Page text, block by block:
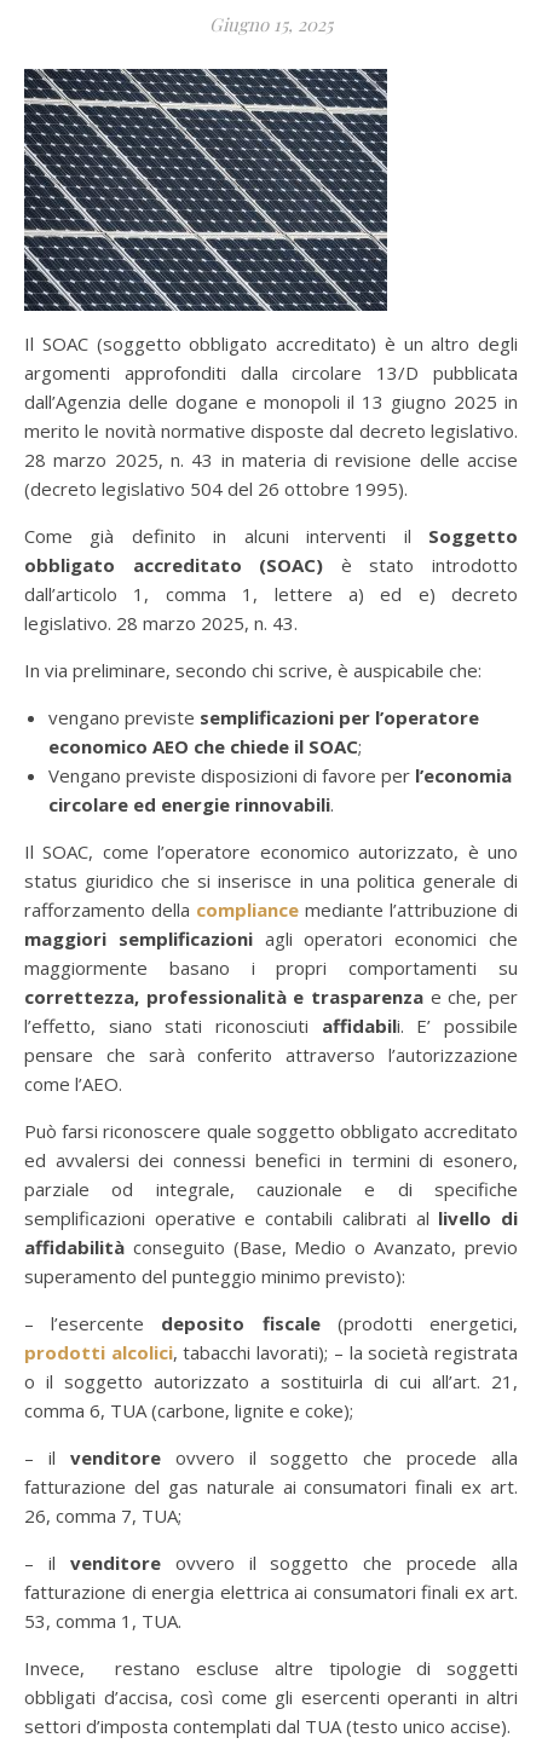
Giugno 15, 2025
Il SOAC (soggetto obbligato accreditato) è un altro degli
argomenti approfonditi dalla circolare 13/D pubblicata
dall’Agenzia delle dogane e monopoli il 13 giugno 2025 in
merito le novità normative disposte dal decreto legislativo.
28 marzo 2025, n. 43 in materia di revisione delle accise
(decreto legislativo 504 del 26 ottobre 1995).
Come già definito in alcuni interventi il Soggetto
obbligato accreditato (SOAC) è stato introdotto
dall’articolo 1, comma 1, lettere a) ed e) decreto
legislativo. 28 marzo 2025, n. 43.
In via preliminare, secondo chi scrive, è auspicabile che:
vengano previste semplificazioni per l’operatore
economico AEO che chiede il SOAC;
Vengano previste disposizioni di favore per l’economia
circolare ed energie rinnovabili.
Il SOAC, come l’operatore economico autorizzato, è uno
status giuridico che si inserisce in una politica generale di
rafforzamento della compliance mediante l’attribuzione di
maggiori semplificazioniagli operatori economici che
maggiormente basano i propri comportamenti su
correttezza, professionalità e trasparenza e che, per
l’effetto, siano stati riconosciuti affidabili. E’ possibile
pensare che sarà conferito attraverso l’autorizzazione
come l’AEO.
Può farsi riconoscere quale soggetto obbligato accreditato
ed avvalersi dei connessi benefici in termini di esonero,
parziale od integrale, cauzionale e di specifiche
semplificazioni operative e contabili calibrati al livello di
affidabilità conseguito (Base, Medio o Avanzato, previo
superamento del punteggio minimo previsto):
– l’esercente deposito fiscale(prodotti energetici,
prodotti alcolici, tabacchi lavorati); – la società registrata
o il soggetto autorizzato a sostituirla di cui all’art. 21,
comma 6, TUA (carbone, lignite e coke);
– il venditore ovvero il soggetto che procede alla
fatturazione del gas naturale ai consumatori finali ex art.
26, comma 7, TUA;
– il venditore ovvero il soggetto che procede alla
fatturazione di energia elettrica ai consumatori finali ex art.
53, comma 1, TUA.
Invece, restano escluse altre tipologie di soggetti
obbligati d’accisa, così come gli esercenti operanti in altri
settori d’imposta contemplati dal TUA (testo unico accise).